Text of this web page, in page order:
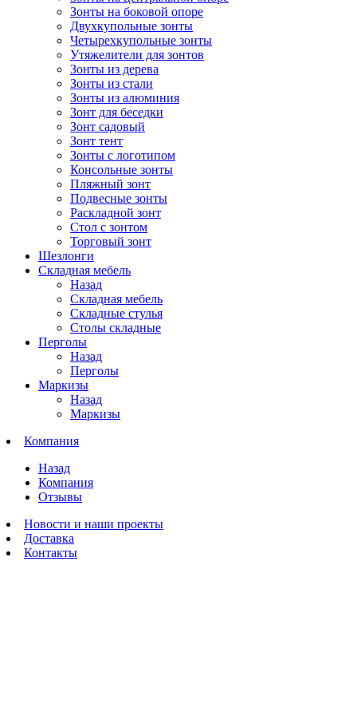
Зонты на боковой опоре
Двухкупольные зонты
Четырехкупольные зонты
Утяжелители для зонтов
Зонты из дерева
Зонты из стали
Зонты из алюминия
Зонт для беседки
Зонт садовый
Зонт тент
Зонты с логотипом
Консольные зонты
Пляжный зонт
Подвесные зонты
Раскладной зонт
Стол с зонтом
Торговый зонт
Шезлонги
Складная мебель
Назад
Складная мебель
Складные стулья
Столы складные
Перголы
Назад
Перголы
Маркизы
Назад
Маркизы
Компания
Назад
Компания
Отзывы
Новости и наши проекты
Доставка
Контакты